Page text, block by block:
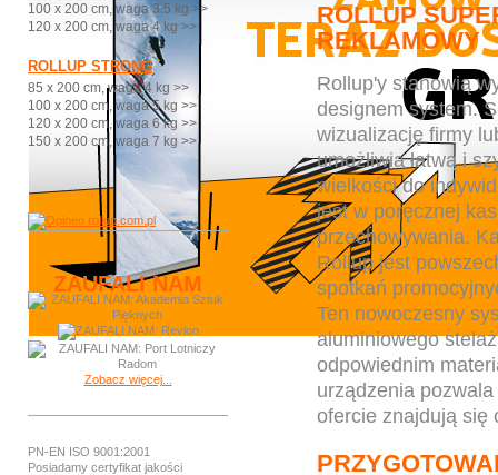
100 x 200 cm, waga 3.5 kg >>
120 x 200 cm, waga 4 kg >>
ROLLUP STRONG
85 x 200 cm, waga 4 kg >>
100 x 200 cm, waga 5 kg >>
120 x 200 cm, waga 6 kg >>
150 x 200 cm, waga 7 kg >>
ZAUFALI NAM
Zobacz więcej...
PN-EN ISO 9001:2001
Posiadamy certyfikat jakości
ROLLUP
REKLAMOWY
Rollup'y stanowią
designem system.
wizualizację firmy
umożliwia łatwą i
wielkości do
jest w poręcznej
przechowywania.
Rollup jest
spotkań
Ten nowoczesny
aluminiowego
odpowiednim
urządzenia
ofercie znajdują się